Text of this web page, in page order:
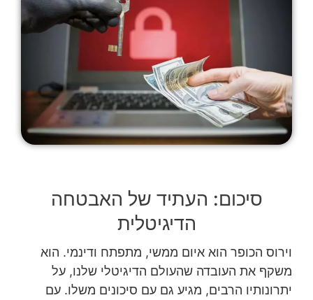
סיכום: העתיד של האבטחה
הדיגיטלית
וירוס הכופר הוא איום ממשי, מתפתח ודינמי. הוא
משקף את העובדה שהעולם הדיגיטלי שלנו, על
יתרונותיו הרבים, מגיע גם עם סיכונים משלו. עם